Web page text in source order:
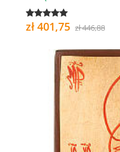
zł 401,75 zł 446,88